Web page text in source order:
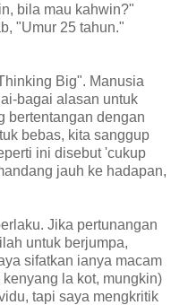
bila mau kahwin?"
"Umur 25 tahun."
Big". Manusia
bagai alasan untuk
bertentangan dengan
bebas, kita sanggup
ini disebut 'cukup
jauh ke hadapan,
Jika pertunangan
untuk berjumpa,
sifatkan ianya macam
la kot, mungkin)
tapi saya mengkritik